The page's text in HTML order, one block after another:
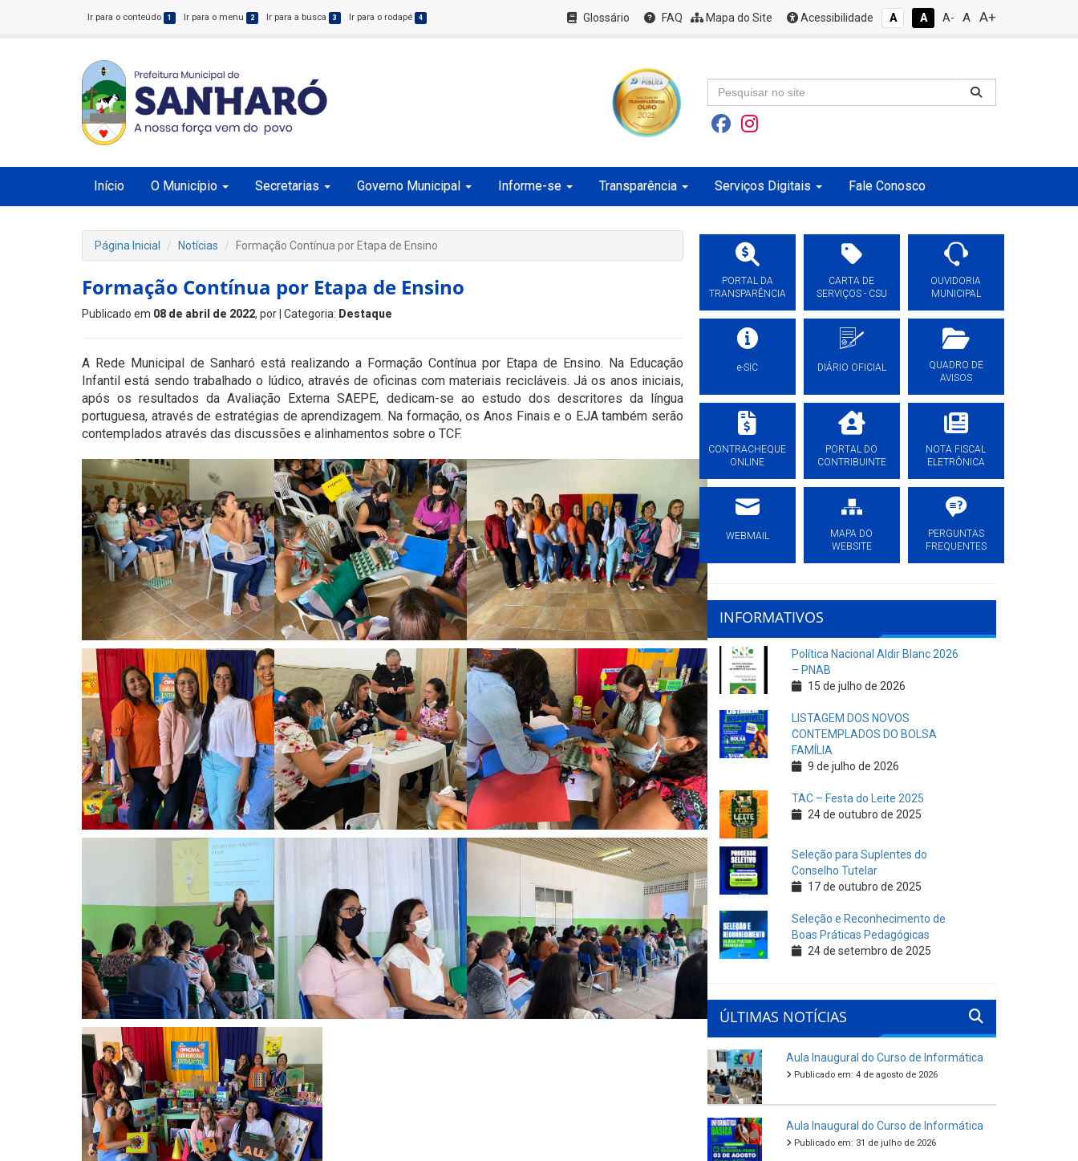
Ir para o conteúdo 1 Ir para o menu 2 Ir para a busca 3 Ir para o rodapé 4 Glossário FAQ Mapa do Site Acessibilidade A A A- A A+
Início O Município Secretarias Governo Municipal Informe-se Transparência Serviços Digitais Fale Conosco
Página Inicial Notícias Formação Contínua por Etapa de Ensino
Formação Contínua por Etapa de Ensino
Publicado em 08 de abril de 2022, por | Categoria: Destaque
A Rede Municipal de Sanharó está realizando a Formação Contínua por Etapa de Ensino. Na Educação
Infantil está sendo trabalhado o lúdico, através de oficinas com materiais recicláveis. Já os anos iniciais,
após os resultados da Avaliação Externa SAEPE, dedicam-se ao estudo dos descritores da língua
portuguesa, através de estratégias de aprendizagem. Na formação, os Anos Finais e o EJA também serão
contemplados através das discussões e alinhamentos sobre o TCF.
PORTAL DA
TRANSPARÊNCIA
CARTA DE
SERVIÇOS - CSU
OUVIDORIA
MUNICIPAL
e-SIC DIÁRIO OFICIAL
QUADRO DE
AVISOS
CONTRACHEQUE
ONLINE
PORTAL DO
CONTRIBUINTE
NOTA FISCAL
ELETRÔNICA
WEBMAIL
MAPA DO
WEBSITE
PERGUNTAS
FREQUENTES
INFORMATIVOS
Política Nacional Aldir Blanc 2026
– PNAB
15 de julho de 2026
LISTAGEM DOS NOVOS
CONTEMPLADOS DO BOLSA
FAMÍLIA
9 de julho de 2026
TAC – Festa do Leite 2025
24 de outubro de 2025
Seleção para Suplentes do
Conselho Tutelar
17 de outubro de 2025
Seleção e Reconhecimento de
Boas Práticas Pedagógicas
24 de setembro de 2025
ÚLTIMAS NOTÍCIAS
Aula Inaugural do Curso de Informática
Publicado em: 4 de agosto de 2026
Aula Inaugural do Curso de Informática
Publicado em: 31 de julho de 2026